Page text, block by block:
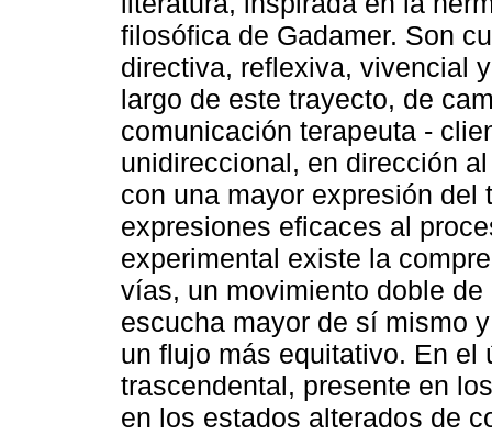
filosófica de Gadamer. Son
directiva, reflexiva, vivencial
largo de este trayecto, de
comunicación terapeuta -
unidireccional, en dirección
con una mayor expresión
expresiones eficaces al
experimental existe la
vías, un movimiento doble
escucha mayor de sí mismo
un flujo más equitativo. En
trascendental, presente en
en los estados alterados de